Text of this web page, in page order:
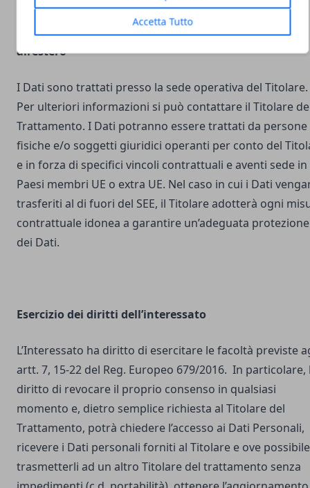
Accetta Tutto
Luogo del Trattamento e trasferimento dei Dati
all’estero
I Dati sono trattati presso la sede operativa del Titolare.
Per ulteriori informazioni si può contattare il Titolare
Trattamento. I Dati potranno essere trattati da persone
fisiche e/o soggetti giuridici operanti per conto del
e in forza di specifici vincoli contrattuali e aventi sede in
Paesi membri UE o extra UE. Nel caso in cui i Dati
trasferiti al di fuori del SEE, il Titolare adotterà ogni
contrattuale idonea a garantire un’adeguata protezione
dei Dati.
Esercizio dei diritti dell’interessato
L’Interessato ha diritto di esercitare le facoltà previste
artt. 7, 15-22 del Reg. Europeo 679/2016. In particolare,
diritto di revocare il proprio consenso in qualsiasi
momento e, dietro semplice richiesta al Titolare del
Trattamento, potrà chiedere l’accesso ai Dati Personali,
ricevere i Dati personali forniti al Titolare e ove possibile
trasmetterli ad un altro Titolare del trattamento senza